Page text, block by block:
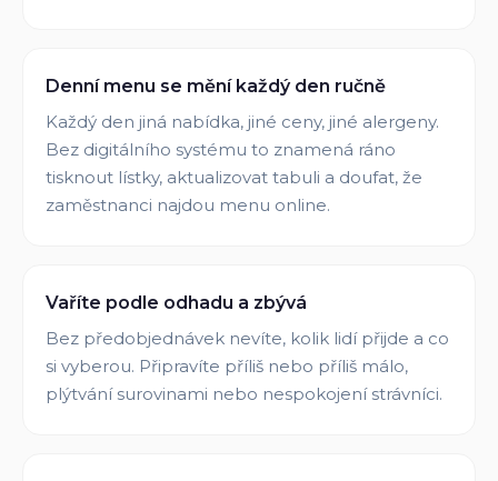
Denní menu se mění každý den ručně
Každý den jiná nabídka, jiné ceny, jiné alergeny.
Bez digitálního systému to znamená ráno
tisknout lístky, aktualizovat tabuli a doufat, že
zaměstnanci najdou menu online.
Vaříte podle odhadu a zbývá
Bez předobjednávek nevíte, kolik lidí přijde a co
si vyberou. Připravíte příliš nebo příliš málo,
plýtvání surovinami nebo nespokojení strávníci.